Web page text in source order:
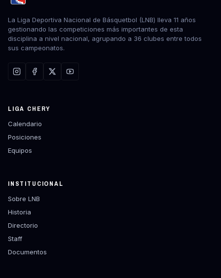
La Liga Deportiva Nacional de Básquetbol (LNB) lleva 11 años
gestionando las competiciones más importantes de esta
disciplina a nivel nacional, agrupando a 36 clubes entre todos
sus campeonatos.
LIGA CHERY
Calendario
Posiciones
Equipos
INSTITUCIONAL
Sobre LNB
Historia
Directorio
Staff
Documentos